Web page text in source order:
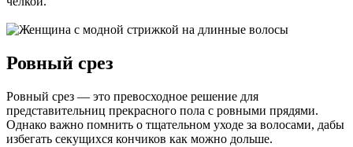
Ровный срез
Ровный срез — это превосходное решение для
представительниц прекрасного пола с ровными прядями.
Однако важно помнить о тщательном уходе за волосами, дабы
избегать секущихся кончиков как можно дольше.